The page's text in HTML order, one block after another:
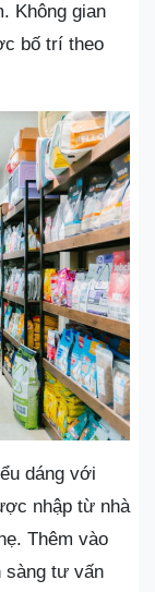
Không gian
bố trí theo
dáng với
nhập từ nhà
Thêm vào
sàng tư vấn